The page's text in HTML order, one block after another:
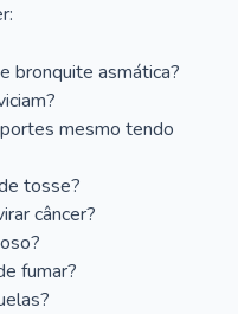
bronquite asmática?
mesmo tendo
tosse?
câncer?
fumar?